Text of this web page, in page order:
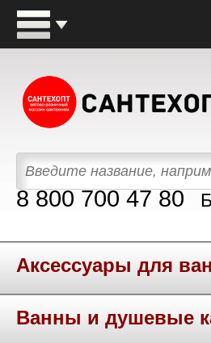
8 800 700 47 80
Аксессуары для
Ванны и душевые